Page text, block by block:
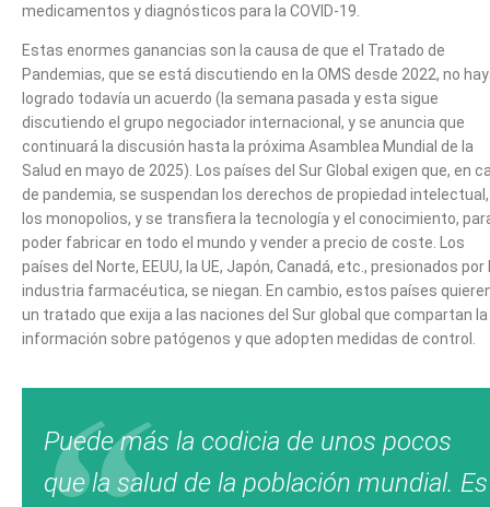
medicamentos y diagnósticos para la COVID-19.
Estas enormes ganancias son la causa de que el Tratado de
Pandemias, que se está discutiendo en la OMS desde 2022, no
logrado todavía un acuerdo (la semana pasada y esta sigue
discutiendo el grupo negociador internacional, y se anuncia que
continuará la discusión hasta la próxima Asamblea Mundial de la
Salud en mayo de 2025). Los países del Sur Global exigen que, en
de pandemia, se suspendan los derechos de propiedad intelectual,
los monopolios, y se transfiera la tecnología y el conocimiento,
poder fabricar en todo el mundo y vender a precio de coste. Los
países del Norte, EEUU, la UE, Japón, Canadá, etc., presionados por
industria farmacéutica, se niegan. En cambio, estos países
un tratado que exija a las naciones del Sur global que compartan la
información sobre patógenos y que adopten medidas de control.
Puede más la codicia de unos pocos
que la salud de la población mundial. Es